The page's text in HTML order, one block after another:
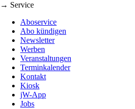
→ Service
Aboservice
Abo kündigen
Newsletter
Werben
Veranstaltungen
Terminkalender
Kontakt
Kiosk
jW-App
Jobs